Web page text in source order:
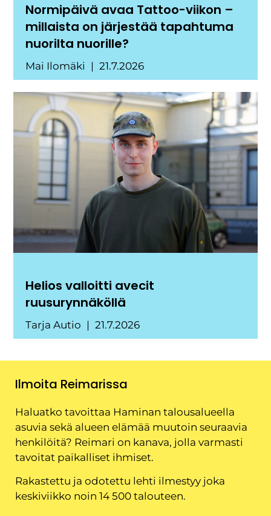
Normipäivä avaa Tattoo-viikon –
millaista on järjestää tapahtuma
nuorilta nuorille?
Mai Ilomäki 21.7.2026
Helios valloitti avecit
ruusurynnäköllä
Tarja Autio 21.7.2026
Ilmoita Reimarissa
Haluatko tavoittaa Haminan talousalueella
asuvia sekä alueen elämää muutoin seuraavia
henkilöitä? Reimari on kanava, jolla varmasti
tavoitat paikalliset ihmiset.
Rakastettu ja odotettu lehti ilmestyy joka
keskiviikko noin 14 500 talouteen.